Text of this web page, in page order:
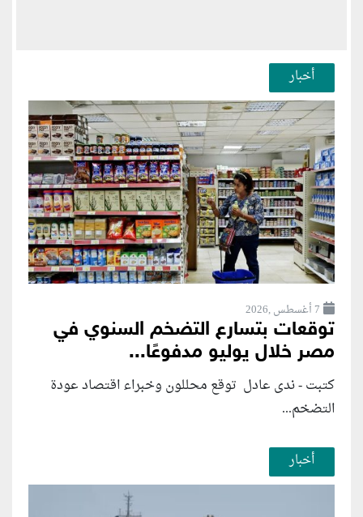
أخبار
7 أغسطس ,2026
توقعات بتسارع التضخم السنوي في
مصر خلال يوليو مدفوعًا...
كتبت - ندى عادل توقع محللون وخبراء اقتصاد عودة
التضخم...
أخبار